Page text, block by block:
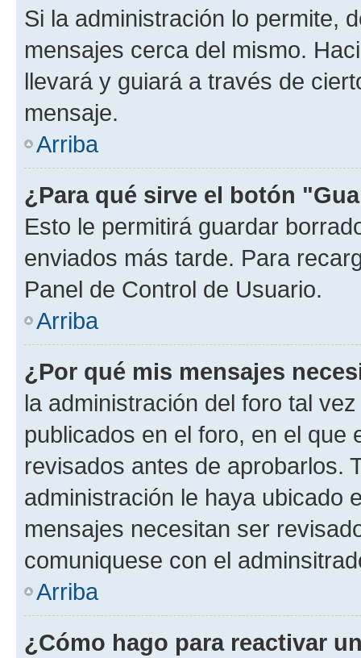
Si la administración lo permite,
mensajes cerca del mismo.
llevará y guiará a través de
mensaje.
Arriba
¿Para qué sirve el botón
Esto le permitirá guardar
enviados más tarde. Para
Panel de Control de Usuario.
Arriba
¿Por qué mis mensajes
la administración del foro tal
publicados en el foro, en el
revisados antes de aprobarlos.
administración le haya ubicado
mensajes necesitan ser
comuniquese con el
Arriba
¿Cómo hago para reactivar